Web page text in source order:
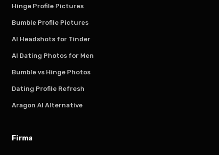
Hinge Profile Pictures
Bumble Profile Pictures
AI Headshots for Tinder
AI Dating Photos for Men
Bumble vs Hinge Photos
Dating Profile Refresh
Aragon AI Alternative
Firma